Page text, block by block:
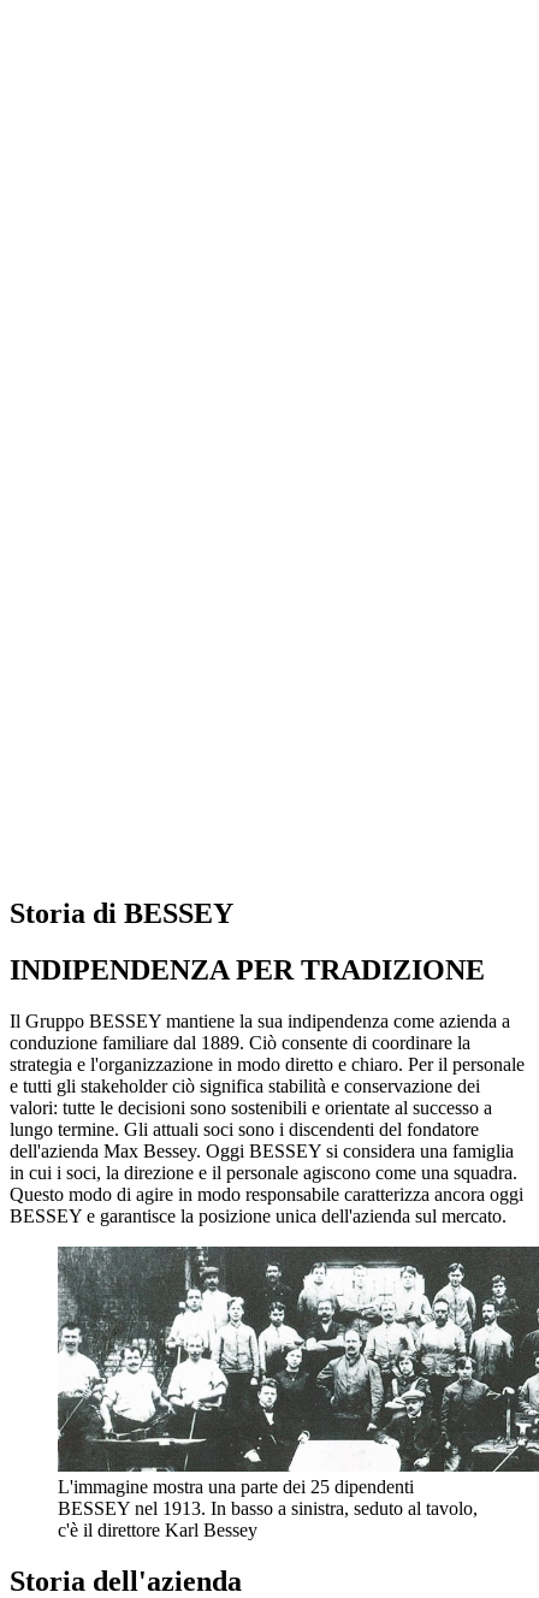
Storia di BESSEY
INDIPENDENZA PER TRADIZIONE
Il Gruppo BESSEY mantiene la sua indipendenza come azienda a
conduzione familiare dal 1889. Ciò consente di coordinare la
strategia e l'organizzazione in modo diretto e chiaro. Per il personale
e tutti gli stakeholder ciò significa stabilità e conservazione dei
valori: tutte le decisioni sono sostenibili e orientate al successo a
lungo termine. Gli attuali soci sono i discendenti del fondatore
dell'azienda Max Bessey. Oggi BESSEY si considera una famiglia
in cui i soci, la direzione e il personale agiscono come una squadra.
Questo modo di agire in modo responsabile caratterizza ancora oggi
BESSEY e garantisce la posizione unica dell'azienda sul mercato.
L'immagine mostra una parte dei 25 dipendenti
BESSEY nel 1913. In basso a sinistra, seduto al tavolo,
c'è il direttore Karl Bessey
Storia dell'azienda